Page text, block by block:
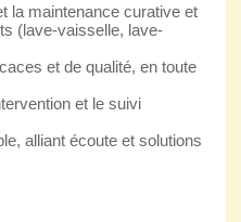
la maintenance curative et
(lave-vaisselle, lave-
et de qualité, en toute
et le suivi
alliant écoute et solutions